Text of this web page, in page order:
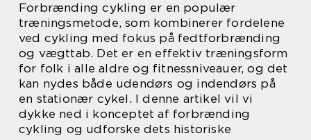
Forbrænding cykling er en populær
træningsmetode, som kombinerer fordelene
ved cykling med fokus på fedtforbrænding
og vægttab. Det er en effektiv træningsform
for folk i alle aldre og fitnessniveauer, og det
kan nydes både udendørs og indendørs på
en stationær cykel. I denne artikel vil vi
dykke ned i konceptet af forbrænding
cykling og udforske dets historiske